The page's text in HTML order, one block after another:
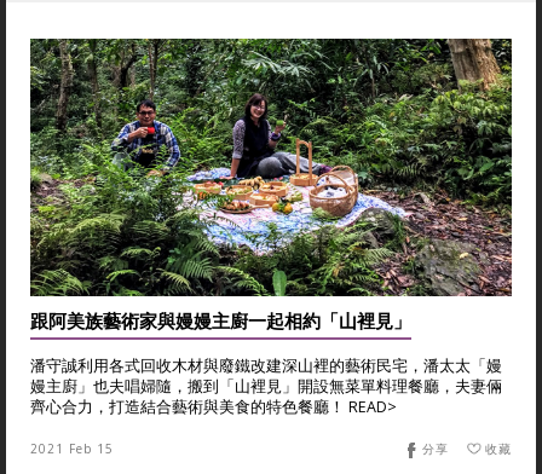
跟阿美族藝術家與嫚嫚主廚一起相約「山裡見」
潘守誠利用各式回收木材與廢鐵改建深山裡的藝術民宅，潘太太「嫚
嫚主廚」也夫唱婦隨，搬到「山裡見」開設無菜單料理餐廳，夫妻倆
齊心合力，打造結合藝術與美食的特色餐廳！ READ>
2021 Feb 15 收藏
分享